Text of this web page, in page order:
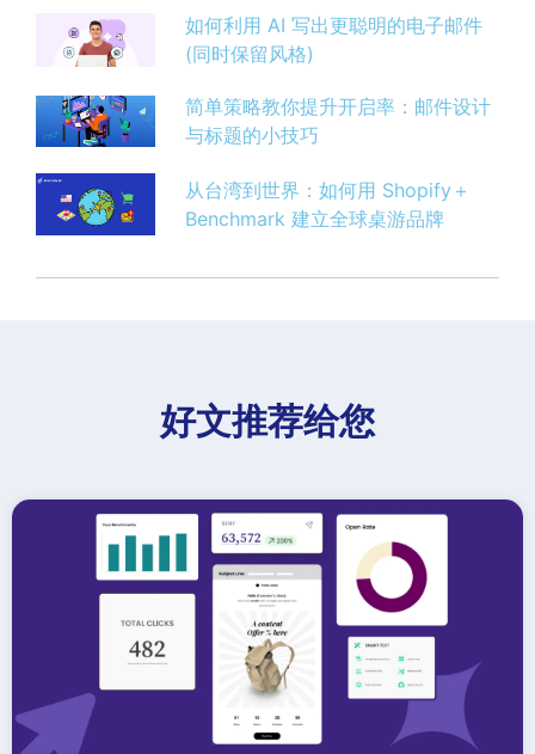
如何利用 AI 写出更聪明的电子邮件
(同时保留风格)
简单策略教你提升开启率：邮件设计
与标题的小技巧
从台湾到世界：如何用 Shopify＋
Benchmark 建立全球桌游品牌
好文推荐给您